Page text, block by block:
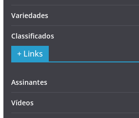
Variedades
Classificados
+ Links
Assinantes
Vídeos